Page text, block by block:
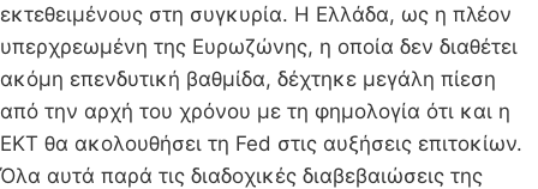
εκτεθειμένους στη συγκυρία. Η Ελλάδα, ως η πλέον
υπερχρεωμένη της Ευρωζώνης, η οποία δεν διαθέτει
ακόμη επενδυτική βαθμίδα, δέχτηκε μεγάλη πίεση
από την αρχή του χρόνου με τη φημολογία ότι και η
ΕΚΤ θα ακολουθήσει τη Fed στις αυξήσεις επιτοκίων.
Όλα αυτά παρά τις διαδοχικές διαβεβαιώσεις της